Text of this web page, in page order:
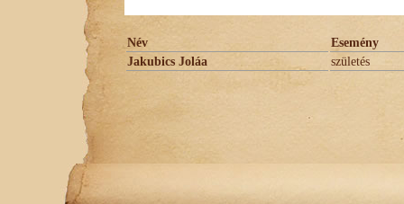
Név
Esemény
Jakubics Joláa
születés